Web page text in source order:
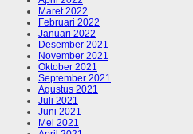
Maret 2022
Februari 2022
Januari 2022
Desember 2021
November 2021
Oktober 2021
September 2021
Agustus 2021
Juli 2021
Juni 2021
Mei 2021